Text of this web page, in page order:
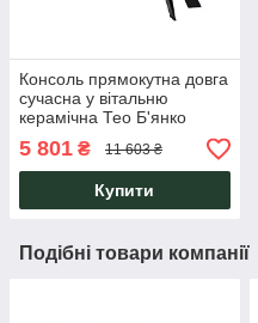
Консоль прямокутна довга
сучасна у вітальню
керамічна Тео Б'янко
Карарра Vetro Mebel
5 801 ₴ 11 603 ₴
Купити
Подібні товари компанії